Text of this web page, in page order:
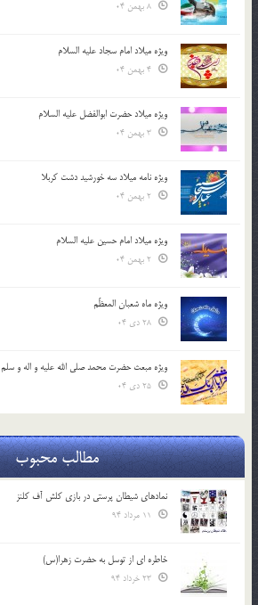
ویژه میلاد امام سجاد علیه السلام
ویژه میلاد حضرت ابوالفضل علیه السلام
ویژه نامه میلاد سه خورشید دشت کربلا
ویژه میلاد امام حسین علیه السلام
ویژه ماه شعبان المعظّم
ویژه مبعث حضرت محمد صلی الله علیه و اله و سلم
مطالب محبوب
نمادهای شیطان پرستی در بازی کلش آف کلنز
خاطره ای از توسل به حضرت زهرا(س)